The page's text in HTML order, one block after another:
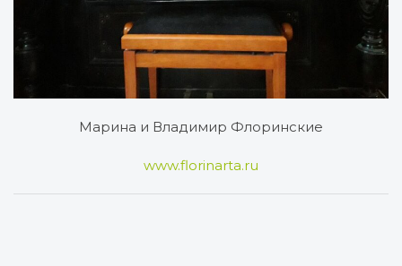
Марина и Владимир Флоринские
www.florinarta.ru